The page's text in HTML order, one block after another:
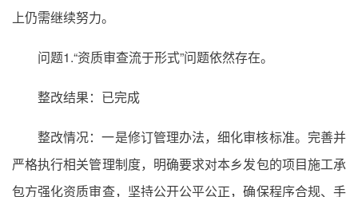
上仍需继续努力。
问题1.“资质审查流于形式”问题依然存在。
整改结果：已完成
整改情况：一是修订管理办法，细化审核标准。完善并
严格执行相关管理制度，明确要求对本乡发包的项目施工承
包方强化资质审查，坚持公开公平公正，确保程序合规、手